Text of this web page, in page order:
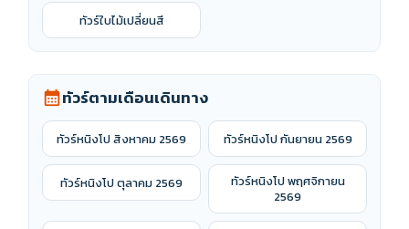
ทัวร์อาปาโจว
ทัวร์ฮาร์บิน ทัวร์ฮุ่ยเจ๋อ
ทัวร์เฉิงตู ทัวร์เซินเจิ้น
ทัวร์ใบไม้เปลี่ยนสี
calendar_monthทัวร์ตามเดือนเดินทาง
ทัวร์หนิงโป สิงหาคม 2569 ทัวร์หนิงโป กันยายน 2569
ทัวร์หนิงโป ตุลาคม 2569
ทัวร์หนิงโป พฤศจิกายน
2569